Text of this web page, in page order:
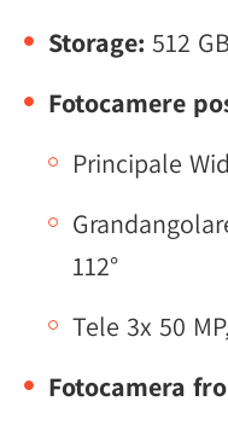
Storage: 512
Fotocamere
Principale
112°
Tele 3x 50
Fotocamera